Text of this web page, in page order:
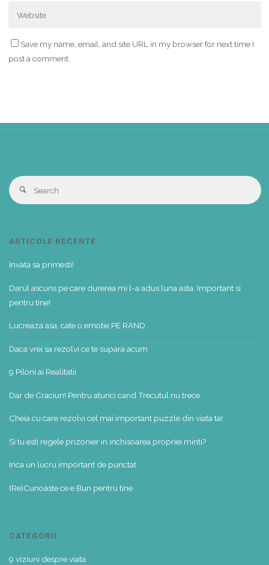
Save my name, email, and site URL in my browser for next time I
post a comment.
Search
ARTICOLE RECENTE
Invata sa primesti!
Darul ascuns pe care durerea mi l-a adus luna asta. Important si
pentru tine!
Lucreaza asa, cate o emotie PE RAND
Daca vrei sa rezolvi ce te supara acum
9 Piloni ai Realitatii
Dar de Craciun! Pentru atunci cand Trecutul nu trece
Cheia cu care rezolvi cel mai important puzzle din viata ta!
Si tu esti regele prizonier in inchisoarea propriei minti?
Inca un lucru important de punctat
(Re)Cunoaste ce e Bun pentru tine
CATEGORII
9 viziuni despre viata